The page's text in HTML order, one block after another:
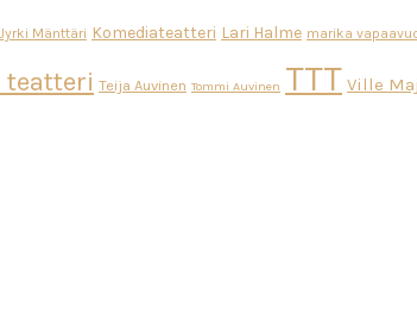
Jyrki Mänttäri Komediateatteri Lari Halme marika
teatteri Teija Auvinen Tommi Auvinen TTT Ville